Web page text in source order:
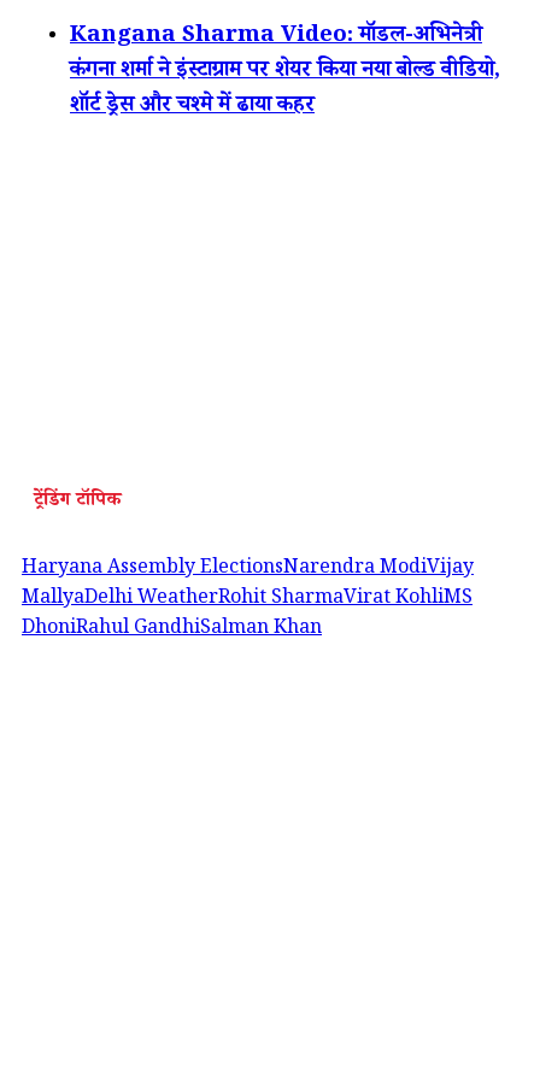
Kangana Sharma Video: मॉडल-अभिनेत्री
कंगना शर्मा ने इंस्टाग्राम पर शेयर किया नया बोल्ड वीडियो,
शॉर्ट ड्रेस और चश्मे में ढाया कहर
ट्रेंडिंग टॉपिक
Haryana Assembly ElectionsNarendra ModiVijay
MallyaDelhi WeatherRohit SharmaVirat KohliMS
DhoniRahul GandhiSalman Khan